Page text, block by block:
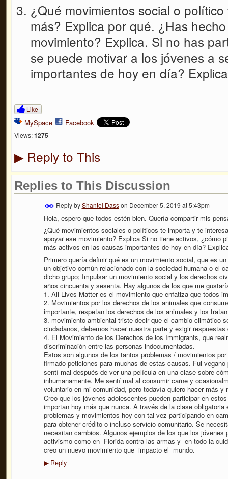
¿Qué movimientos social o
más? Explica por qué. ¿Has
movimiento? Explica. Si no has
se puede motivar a los jóvenes a
importantes de hoy en día?
Like
MySpace Facebook
Views: 1275
▶Reply to This
Replies to This Discussion
Reply byShantel Dasson December 5, 2019 at 5:43pm
Hola, espero que todos estén bien. Quería compartir mis
¿Qué movimientos sociales o políticos te importa y te
apoyar ese movimiento? Explica Si no tiene activos, ¿cómo
más activos en las causas importantes de hoy en día?
Primero quería definir qué es un movimiento social, que es
un objetivo común relacionado con la sociedad humana o el
dicho grupo; Impulsar un movimiento social y los derechos
años cincuenta y sesenta. Hay algunos de los que me
1. All Lives Matter es el movimiento que enfatiza que todos
2. Movimientos por los derechos de los animales que
importante, respetan los derechos de los animales y los
3. movimiento ambiental triste decir que el cambio climático
ciudadanos, debemos hacer nuestra parte y exigir respuestas
4. El Movimiento de los Derechos de los Immigrants, que
discriminación entre las personas indocumentadas.
Estos son algunos de los tantos problemas / movimientos
firmado peticiones para muchas de estas causas. Fui
sentí mal después de ver una película en una clase sobre
inhumanamente. Me sentí mal al consumir carne y
voluntario en mi comunidad, pero todavía quiero hacer más
Creo que los jóvenes adolescentes pueden participar en
importan hoy más que nunca. A través de la clase
problemas y movimientos hoy con tal vez participando en
para obtener crédito o incluso servicio comunitario. Se
necesitan cambios. Algunos ejemplos de los que los
activismo como en Florida contra las armas y en todo la
creo un nuevo movimiento que impacto el mundo.
▶Reply